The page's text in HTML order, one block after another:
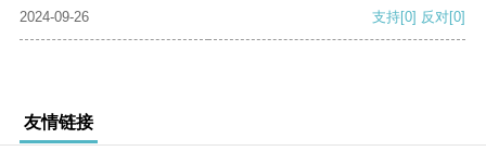
2024-09-26
支持[0] 反对[0]
友情链接